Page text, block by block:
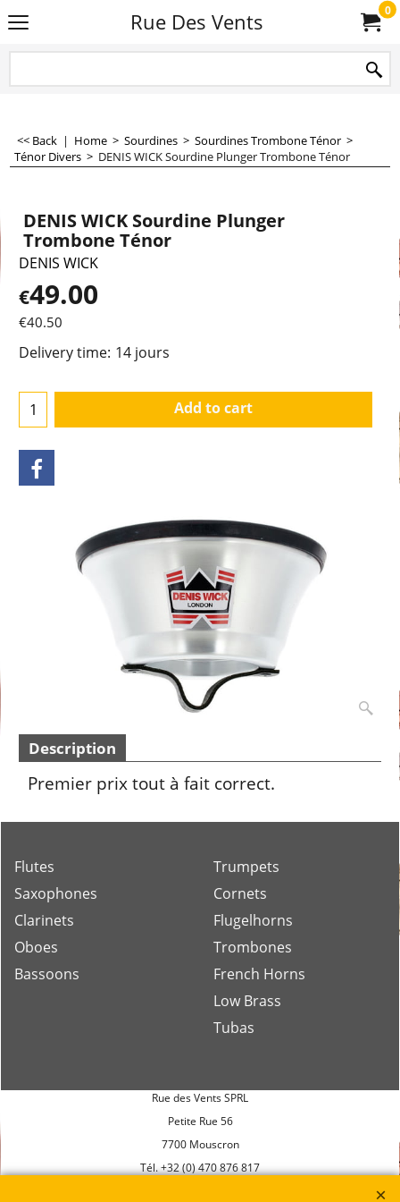
Rue Des Vents 0
<< Back | Home > Sourdines > Sourdines Trombone Ténor >
Ténor Divers > DENIS WICK Sourdine Plunger Trombone Ténor
DENIS WICK Sourdine Plunger
Trombone Ténor
DENIS WICK
€49.00
€40.50
Delivery time: 14 jours
Add to cart
Description
Premier prix tout à fait correct.
Flutes
Saxophones
Clarinets
Oboes
Bassoons
Trumpets
Cornets
Flugelhorns
Trombones
French Horns
Low Brass
Tubas
Rue des Vents SPRL
Petite Rue 56
7700 Mouscron
Tél. +32 (0) 470 876 817